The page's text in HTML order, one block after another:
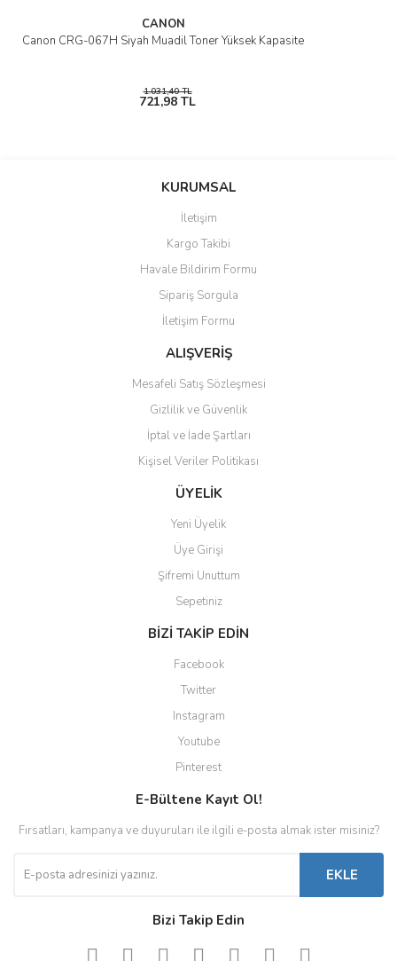
CANON
Canon CRG-067H Siyah Muadil Toner Yüksek Kapasite
1.031,40 TL
721,98 TL
KURUMSAL
İletişim
Kargo Takibi
Havale Bildirim Formu
Sipariş Sorgula
İletişim Formu
ALIŞVERİŞ
Mesafeli Satış Sözleşmesi
Gizlilik ve Güvenlik
İptal ve İade Şartları
Kişisel Veriler Politikası
ÜYELİK
Yeni Üyelik
Üye Girişi
Şifremi Unuttum
Sepetiniz
BİZİ TAKİP EDİN
Facebook
Twitter
Instagram
Youtube
Pinterest
E-Bültene Kayıt Ol!
Fırsatları, kampanya ve duyuruları ile ilgili e-posta almak ister misiniz?
EKLE
Bizi Takip Edin